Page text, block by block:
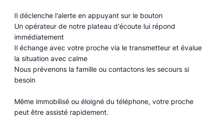
Il déclenche l'alerte en appuyant sur le bouton
Un opérateur de notre plateau d'écoute lui répond
immédiatement
Il échange avec votre proche via le transmetteur et évalue
la situation avec calme
Nous prévenons la famille ou contactons les secours si
besoin
Même immobilisé ou éloigné du téléphone, votre proche
peut être assisté rapidement.